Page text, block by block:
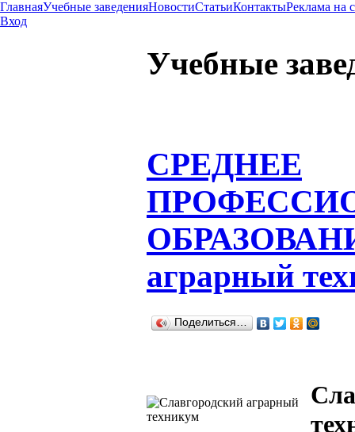
ГлавнаяУчебные заведенияНовостиСтатьиКонтактыРеклама на
Вход
Учебные
СРЕДНЕЕ
аграрный
Поделиться…